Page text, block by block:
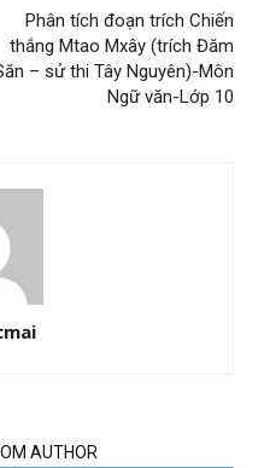
Phân tích đoạn trích Chiến
thắng Mtao Mxây (trích Đăm
– sử thi Tây Nguyên)-Môn
Ngữ văn-Lớp 10
AUTHOR